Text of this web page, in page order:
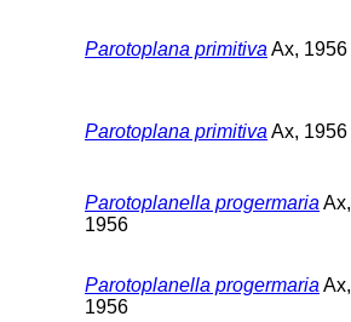
Parotoplana primitiva Ax, 1956
Parotoplana primitiva Ax, 1956
Parotoplanella progermaria Ax,
1956
Parotoplanella progermaria Ax,
1956